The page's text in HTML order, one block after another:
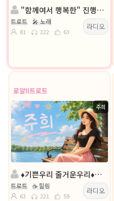
"함께여서 행복한" 진행:하얀편지 ◈ 담: 서울공주°☆
트로트 🎤 노래
81 222 63
라디오
로얄ll트로트
주희
♦️기쁜우리 줄거운우리♦️진행:주희♦️ 아리
트로트 ☕ 힐링
63 221 59
라디오